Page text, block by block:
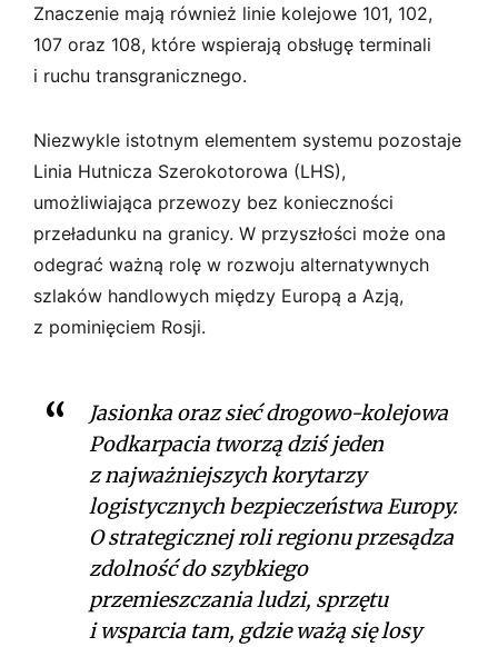
Znaczenie mają również linie kolejowe 101, 102,
107 oraz 108, które wspierają obsługę terminali
i ruchu transgranicznego.
Niezwykle istotnym elementem systemu pozostaje
Linia Hutnicza Szerokotorowa (LHS),
umożliwiająca przewozy bez konieczności
przeładunku na granicy. W przyszłości może ona
odegrać ważną rolę w rozwoju alternatywnych
szlaków handlowych między Europą a Azją,
z pominięciem Rosji.
Jasionka oraz sieć drogowo-kolejowa
Podkarpacia tworzą dziś jeden
z najważniejszych korytarzy
logistycznych bezpieczeństwa Europy.
O strategicznej roli regionu przesądza
zdolność do szybkiego
przemieszczania ludzi, sprzętu
i wsparcia tam, gdzie ważą się losy